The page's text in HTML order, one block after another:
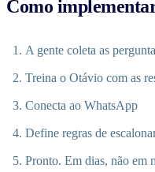
Como
A gente coleta as
Treina o Otávio com as
Conecta ao WhatsApp
Define regras de
Pronto. Em dias, não em